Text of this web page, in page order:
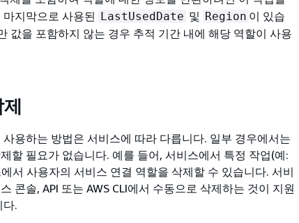
지막으로 사용된 LastUsedDate 및 Region 이 있습
값을 포함하지 않는 경우 추적 기간 내에 해당 역할이 사용
용하는 방법은 서비스에 따라 다릅니다. 일부 경우에서는
할 필요가 없습니다. 예를 들어, 서비스에서 특정 작업(예:
서 사용자의 서비스 연결 역할을 삭제할 수 있습니다. 서비
콘솔, API 또는 AWS CLI에서 수동으로 삭제하는 것이 지원
다.